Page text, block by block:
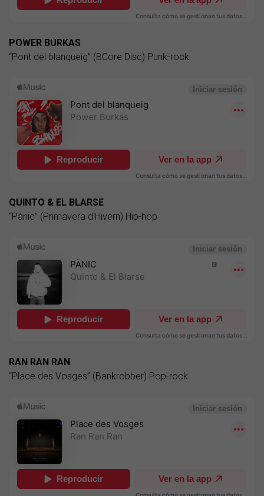
POWER BURKAS
“Pont del blanqueig” (BCore Disc) Punk-rock
QUINTO & EL BLARSE
“Pànic” (Primavera d'Hivern) Hip-hop
RAN RAN RAN
“Place des Vosges” (Bankrobber) Pop-rock